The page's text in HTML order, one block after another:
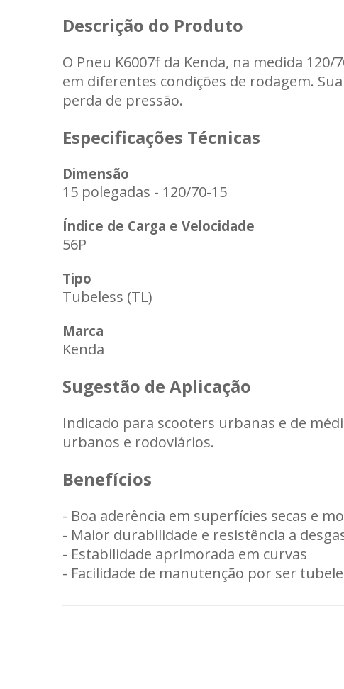
Descrição do Produto
O Pneu K6007f da Kenda, na medida
em diferentes condições de rodagem.
perda de pressão.
Especificações Técnicas
Dimensão
15 polegadas - 120/70-15
Índice de Carga e Velocidade
56P
Tipo
Tubeless (TL)
Marca
Kenda
Sugestão de Aplicação
Indicado para scooters urbanas e de
urbanos e rodoviários.
Benefícios
- Boa aderência em superfícies secas e
- Maior durabilidade e resistência a
- Estabilidade aprimorada em curvas
- Facilidade de manutenção por ser